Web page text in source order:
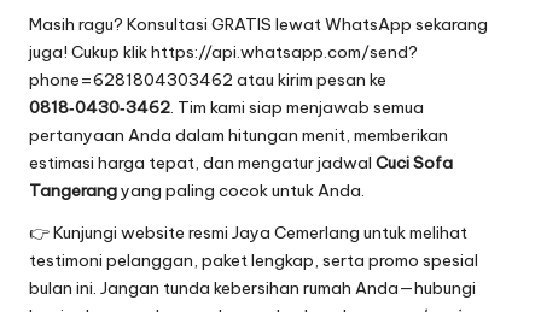
Masih ragu? Konsultasi GRATIS lewat WhatsApp sekarang
juga! Cukup klikhttps://api.whatsapp.com/send?
phone=6281804303462 atau kirim pesan ke
0818‑0430‑3462. Tim kami siap menjawab semua
pertanyaan Anda dalam hitungan menit, memberikan
estimasi harga tepat, dan mengatur jadwal Cuci Sofa
Tangerangyang paling cocok untuk Anda.
👉Kunjungi website resmi Jaya Cemerlang untuk melihat
testimoni pelanggan, paket lengkap, serta promo spesial
bulan ini. Jangan tunda kebersihan rumah Anda—hubungi